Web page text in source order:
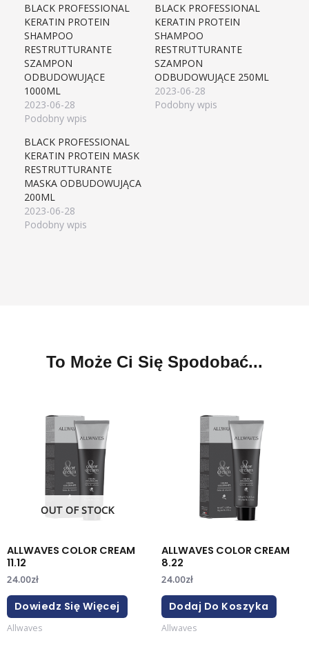
BLACK PROFESSIONAL
KERATIN PROTEIN
SHAMPOO
RESTRUTTURANTE
SZAMPON
ODBUDOWUJĄCE
1000ML
2023-06-28
Podobny wpis
BLACK PROFESSIONAL
KERATIN PROTEIN
SHAMPOO
RESTRUTTURANTE
SZAMPON
ODBUDOWUJĄCE 250ML
2023-06-28
Podobny wpis
BLACK PROFESSIONAL
KERATIN PROTEIN MASK
RESTRUTTURANTE
MASKA ODBUDOWUJĄCA
200ML
2023-06-28
Podobny wpis
To Może Ci Się Spodobać...
OUT OF STOCK
ALLWAVES COLOR CREAM
11.12
24.00zł
Dowiedz Się Więcej
Allwaves
ALLWAVES COLOR CREAM
8.22
24.00zł
Dodaj Do Koszyka
Allwaves